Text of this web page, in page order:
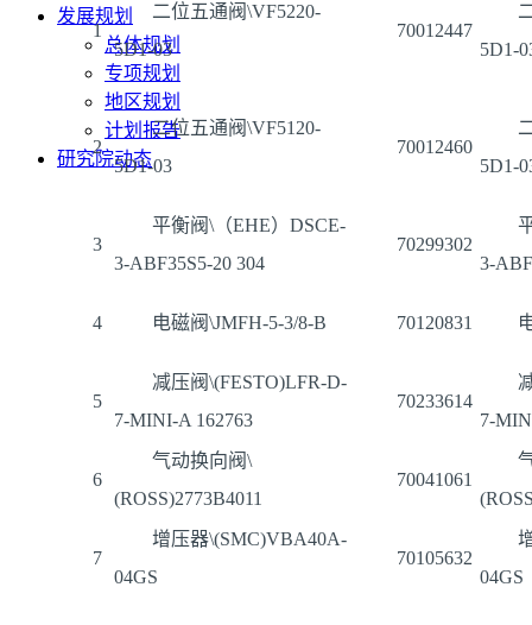
发展规划
总体规划
专项规划
地区规划
计划报告
研究院动态
1
二位五通阀\VF5220-
5D1-03
70012447
5D1-
2
二位五通阀\VF5120-
5D1-03
70012460
5D1-
3
平衡阀\（EHE）DSCE-
3-ABF35S5-20 304
70299302
3-
4 电磁阀\JMFH-5-3/8-B 70120831
5
减压阀\(FESTO)LFR-D-
7-MINI-A 162763
70233614
7-
6
气动换向阀\
(ROSS)2773B4011
70041061
7
增压器\(SMC)VBA40A-
04GS
70105632
04GS